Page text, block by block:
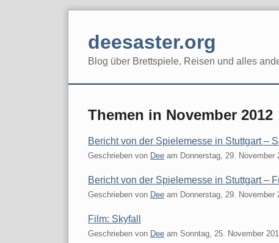
deesaster.org
Blog über Brettspiele, Reisen und alles
Themen in November 2012
Bericht von der Spielemesse in Stuttgart –
Geschrieben von Dee am Donnerstag, 29. November
Bericht von der Spielemesse in Stuttgart –
Geschrieben von Dee am Donnerstag, 29. November
Film: Skyfall
Geschrieben von Dee am Sonntag, 25. November